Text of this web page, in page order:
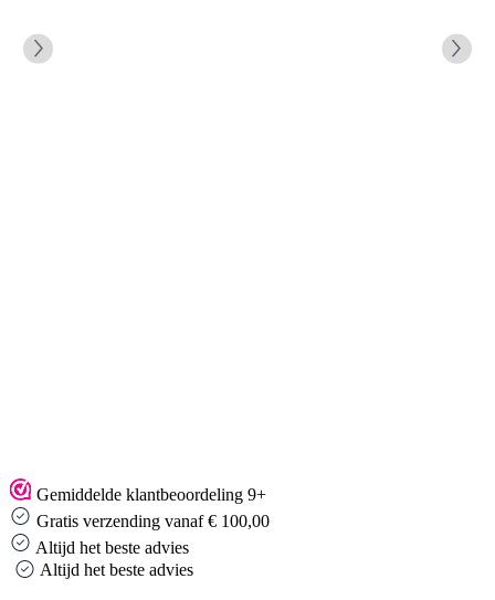
Gemiddelde klantbeoordeling 9+
Gratis verzending vanaf € 100,00
Altijd het beste advies
Altijd het beste advies